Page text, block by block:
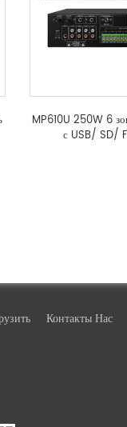
MP610U 250W 6
с USB/ SD/
Контакты Нас